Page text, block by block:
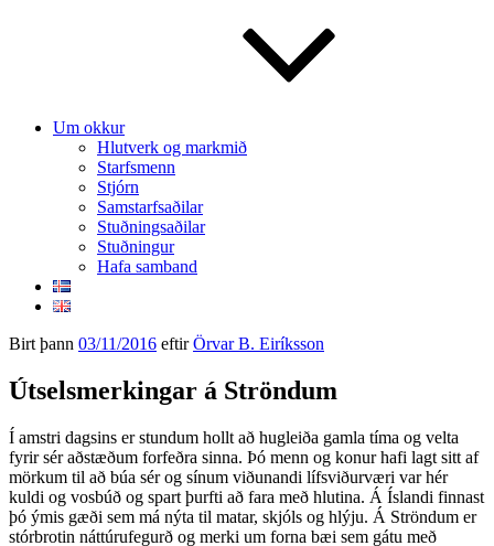
Um okkur
Hlutverk og markmið
Starfsmenn
Stjórn
Samstarfsaðilar
Stuðningsaðilar
Stuðningur
Hafa samband
Birt þann 03/11/2016 eftirÖrvar B. Eiríksson
Útselsmerkingar á Ströndum
Í amstri dagsins er stundum hollt að hugleiða gamla tíma og velta
fyrir sér aðstæðum forfeðra sinna. Þó menn og konur hafi lagt sitt af
mörkum til að búa sér og sínum viðunandi lífsviðurværi var hér
kuldi og vosbúð og spart þurfti að fara með hlutina. Á Íslandi finnast
þó ýmis gæði sem má nýta til matar, skjóls og hlýju. Á Ströndum er
stórbrotin náttúrufegurð og merki um forna bæi sem gátu með